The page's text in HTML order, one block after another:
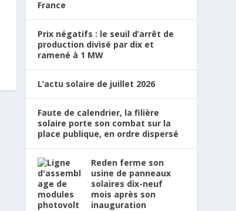
Prix négatifs : le seuil d’arrêt de
production divisé par dix et
ramené à 1 MW
L’actu solaire de juillet 2026
Faute de calendrier, la filière
solaire porte son combat sur la
place publique, en ordre dispersé
Reden ferme son
usine de panneaux
solaires dix-neuf
mois après son
inauguration